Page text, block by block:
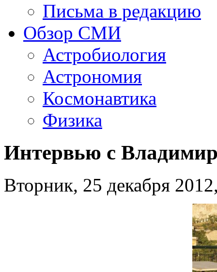
Письма в редакцию
Обзор СМИ
Астробиология
Астрономия
Космонавтика
Физика
Интервью с
Вторник, 25 декабря